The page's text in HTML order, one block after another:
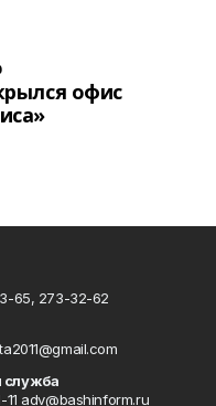
офис
65, 273-32-62
служба
11 adv@bashinform.ru